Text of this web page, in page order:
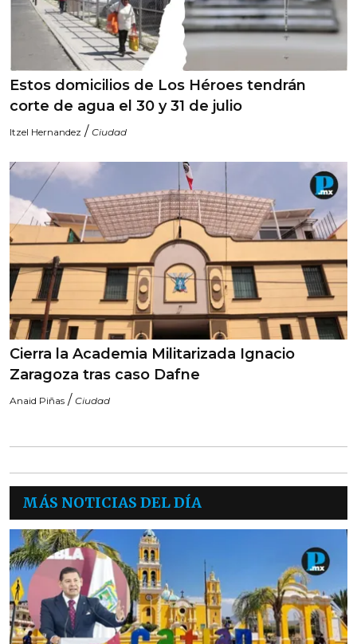
Estos domicilios de Los Héroes tendrán
corte de agua el 30 y 31 de julio
Itzel Hernandez / Ciudad
Cierra la Academia Militarizada Ignacio
Zaragoza tras caso Dafne
Anaid Piñas / Ciudad
MÁS NOTICIAS DEL DÍA